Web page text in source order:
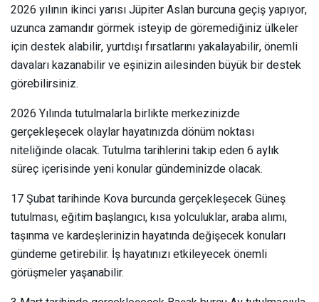
2026 yılının ikinci yarısı Jüpiter Aslan burcuna geçiş yapıyor,
uzunca zamandır görmek isteyip de göremediğiniz ülkeler
için destek alabilir, yurtdışı fırsatlarını yakalayabilir, önemli
davaları kazanabilir ve eşinizin ailesinden büyük bir destek
görebilirsiniz.
2026 Yılında tutulmalarla birlikte merkezinizde
gerçekleşecek olaylar hayatınızda dönüm noktası
niteliğinde olacak. Tutulma tarihlerini takip eden 6 aylık
süreç içerisinde yeni konular gündeminizde olacak.
17 Şubat tarihinde Kova burcunda gerçekleşecek Güneş
tutulması, eğitim başlangıcı, kısa yolculuklar, araba alımı,
taşınma ve kardeşlerinizin hayatında değişecek konuları
gündeme getirebilir. İş hayatınızı etkileyecek önemli
görüşmeler yaşanabilir.